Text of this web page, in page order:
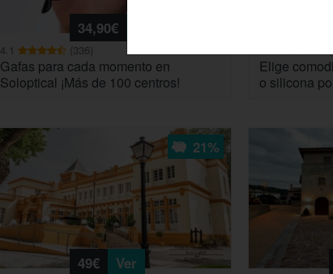
34,90€
4.1 (336)
Gafas para cada momento en
Soloptical ¡Más de 100 centros!
Elige
o silicona
21%
49€ Ver